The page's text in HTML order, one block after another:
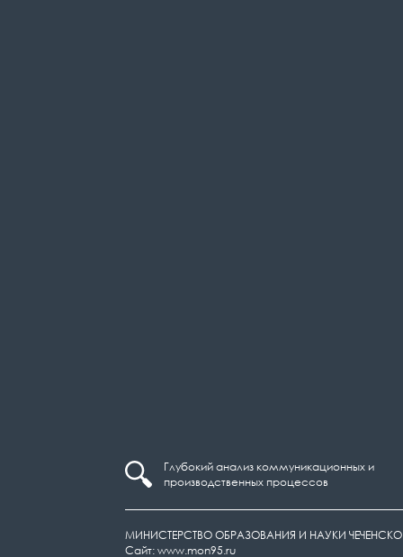
Глубокий анализ коммуникационных и
производственных процессов
МИНИСТЕРСТВО ОБРАЗОВАНИЯ И НАУКИ
Сайт: www.mon95.ru